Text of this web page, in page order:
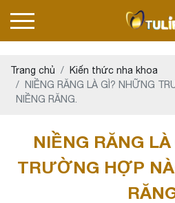
Trang chủ
Kiến thức nha khoa
NIỀNG RĂNG LÀ GÌ? NHỮNG
NIỀNG RĂNG.
NIỀNG RĂNG
TRƯỜNG HỢP